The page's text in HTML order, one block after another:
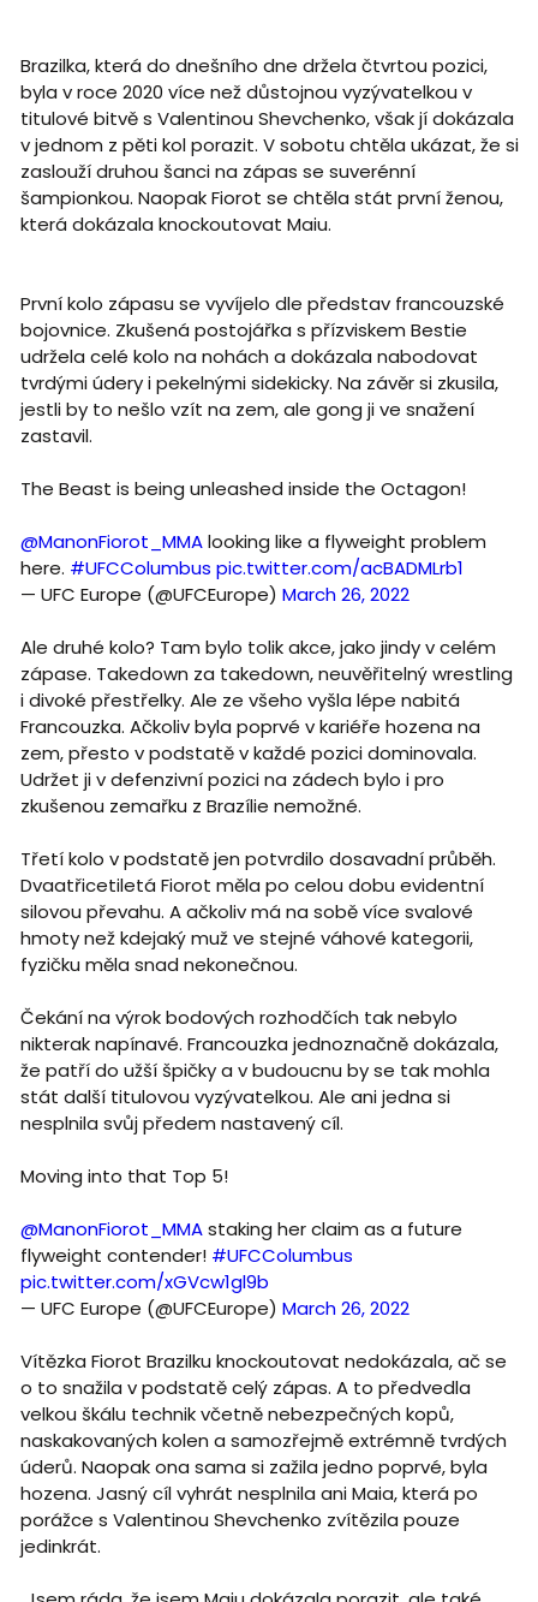
Brazilka, která do dnešního dne držela čtvrtou pozici,
byla v roce 2020 více než důstojnou vyzývatelkou v
titulové bitvě s Valentinou Shevchenko, však jí dokázala
v jednom z pěti kol porazit. V sobotu chtěla ukázat, že si
zaslouží druhou šanci na zápas se suverénní
šampionkou. Naopak Fiorot se chtěla stát první ženou,
která dokázala knockoutovat Maiu.
První kolo zápasu se vyvíjelo dle představ francouzské
bojovnice. Zkušená postojářka s přízviskem Bestie
udržela celé kolo na nohách a dokázala nabodovat
tvrdými údery i pekelnými sidekicky. Na závěr si zkusila,
jestli by to nešlo vzít na zem, ale gong ji ve snažení
zastavil.
The Beast is being unleashed inside the Octagon!
@ManonFiorot_MMAlooking like a flyweight problem
here. #UFCColumbus pic.twitter.com/acBADMLrb1
— UFC Europe (@UFCEurope) March 26, 2022
Ale druhé kolo? Tam bylo tolik akce, jako jindy v celém
zápase. Takedown za takedown, neuvěřitelný wrestling
i divoké přestřelky. Ale ze všeho vyšla lépe nabitá
Francouzka. Ačkoliv byla poprvé v kariéře hozena na
zem, přesto v podstatě v každé pozici dominovala.
Udržet ji v defenzivní pozici na zádech bylo i pro
zkušenou zemařku z Brazílie nemožné.
Třetí kolo v podstatě jen potvrdilo dosavadní průběh.
Dvaatřicetiletá Fiorot měla po celou dobu evidentní
silovou převahu. A ačkoliv má na sobě více svalové
hmoty než kdejaký muž ve stejné váhové kategorii,
fyzičku měla snad nekonečnou.
Čekání na výrok bodových rozhodčích tak nebylo
nikterak napínavé. Francouzka jednoznačně dokázala,
že patří do užší špičky a v budoucnu by se tak mohla
stát další titulovou vyzývatelkou. Ale ani jedna si
nesplnila svůj předem nastavený cíl.
Moving into that Top 5!
@ManonFiorot_MMAstaking her claim as a future
flyweight contender! #UFCColumbus
pic.twitter.com/xGVcw1gl9b
— UFC Europe (@UFCEurope) March 26, 2022
Vítězka Fiorot Brazilku knockoutovat nedokázala, ač se
o to snažila v podstatě celý zápas. A to předvedla
velkou škálu technik včetně nebezpečných kopů,
naskakovaných kolen a samozřejmě extrémně tvrdých
úderů. Naopak ona sama si zažila jedno poprvé, byla
hozena. Jasný cíl vyhrát nesplnila ani Maia, která po
porážce s Valentinou Shevchenko zvítězila pouze
jedinkrát.